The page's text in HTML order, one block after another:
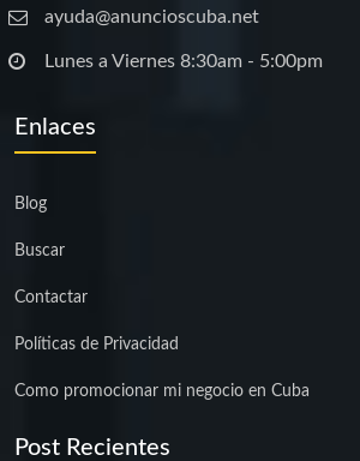
ayuda@anuncioscuba.net
Lunes a Viernes 8:30am - 5:00pm
Enlaces
Blog
Buscar
Contactar
Políticas de Privacidad
Como promocionar mi negocio en Cuba
Post Recientes